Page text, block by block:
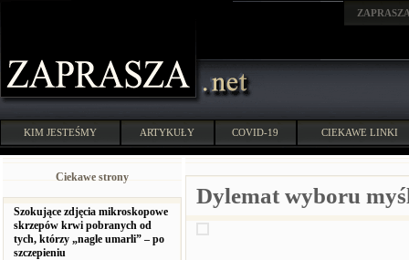
KIM JESTEŚMY ARTYKUŁY COVID-19 CIEKAWE LINKI
Ciekawe strony
Szokujące zdjęcia mikroskopowe
skrzepów krwi pobranych od
tych, którzy „nagle umarli” – po
szczepieniu
Dylemat wyboru